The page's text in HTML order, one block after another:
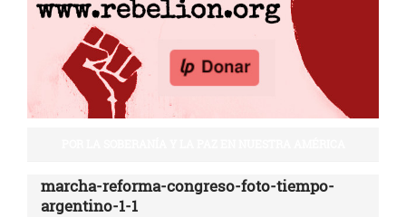
marcha-reforma-congreso-foto-tiempo-
argentino-1-1